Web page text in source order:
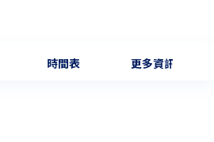
時間表 更多資訊